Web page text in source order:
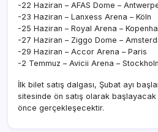
-22 Haziran – AFAS Dome –
-23 Haziran – Lanxess Arena – Köln
-25 Haziran – Royal Arena –
-27 Haziran – Ziggo Dome –
-29 Haziran – Accor Arena – Paris
-2 Temmuz – Avicii Arena –
İlk bilet satış dalgası, Şubat ayı
sitesinde ön satış olarak
önce gerçekleşecektir.